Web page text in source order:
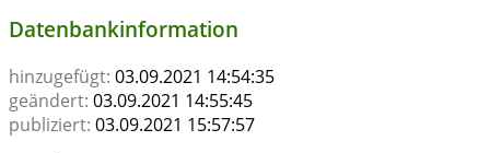
Datenbankinformation
hinzugefügt: 03.09.2021 14:54:35
geändert: 03.09.2021 14:55:45
publiziert: 03.09.2021 15:57:57